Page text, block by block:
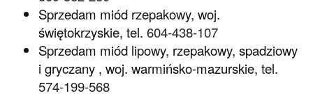
Sprzedam miód rzepakowy, woj.
świętokrzyskie, tel. 604-438-107
Sprzedam miód lipowy, rzepakowy, spadziowy
i gryczany , woj. warmińsko-mazurskie, tel.
574-199-568